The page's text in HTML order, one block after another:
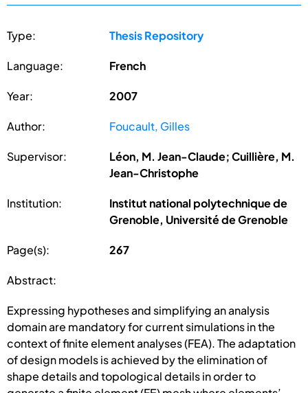
Type: Thesis Repository
Language: French
Year: 2007
Author: Foucault, Gilles
Supervisor:
Léon, M. Jean-Claude; Cuillière, M.
Jean-Christophe
Institution:
Institut national polytechnique de
Grenoble, Université de Grenoble
Page(s): 267
Abstract:
Expressing hypotheses and simplifying an analysis
domain are mandatory for current simulations in the
context of finite element analyses (FEA). The adaptation
of design models is achieved by the elimination of
shape details and topological details in order to